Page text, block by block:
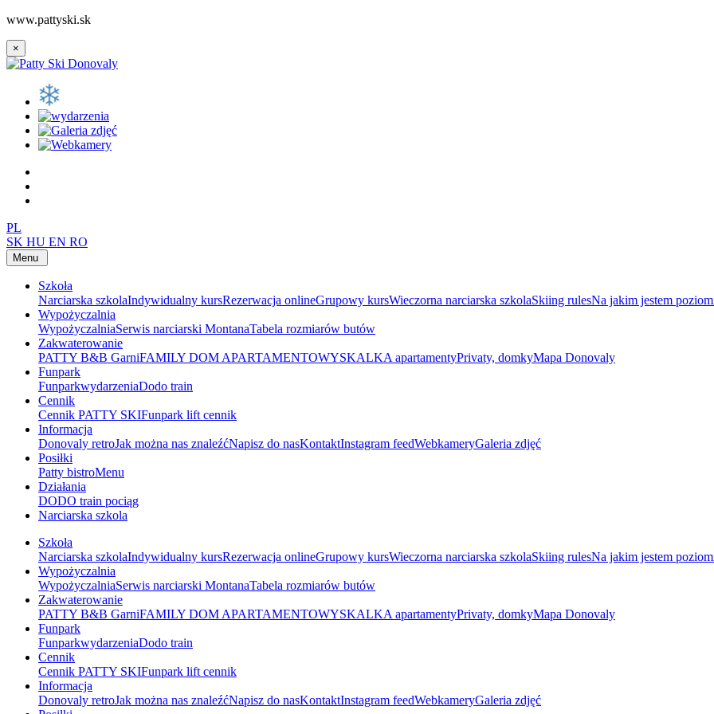
www.pattyski.sk
×
PL
SK HU EN RO
Menu
Szkoła
Narciarska szkolaIndywidualny kursRezerwacja onlineGrupowy kursWieczorna narciarska szkolaSkiing rulesNa jakim jestem
Wypożyczalnia
WypożyczalniaSerwis narciarski MontanaTabela rozmiarów butów
Zakwaterowanie
PATTY B&B GarniFAMILY DOM APARTAMENTOWYSKALKA apartamentyPrivaty, domkyMapa Donovaly
Funpark
FunparkwydarzeniaDodo train
Cennik
Cennik PATTY SKIFunpark lift cennik
Informacja
Donovaly retroJak można nas znaleźćNapisz do nasKontaktInstagram feedWebkameryGaleria zdjęć
Posiłki
Patty bistroMenu
Działania
DODO train pociąg
Narciarska szkola
Szkoła
Narciarska szkolaIndywidualny kursRezerwacja onlineGrupowy kursWieczorna narciarska szkolaSkiing rulesNa jakim jestem
Wypożyczalnia
WypożyczalniaSerwis narciarski MontanaTabela rozmiarów butów
Zakwaterowanie
PATTY B&B GarniFAMILY DOM APARTAMENTOWYSKALKA apartamentyPrivaty, domkyMapa Donovaly
Funpark
FunparkwydarzeniaDodo train
Cennik
Cennik PATTY SKIFunpark lift cennik
Informacja
Donovaly retroJak można nas znaleźćNapisz do nasKontaktInstagram feedWebkameryGaleria zdjęć